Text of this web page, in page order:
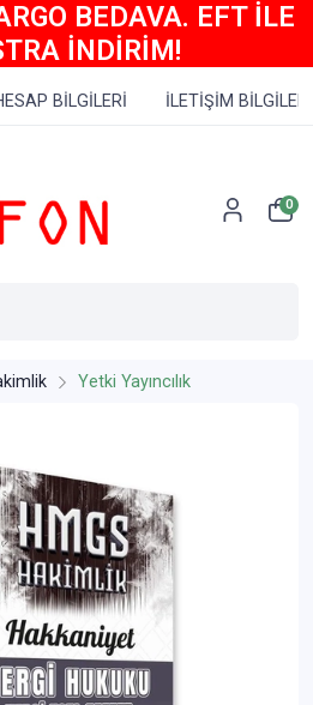
BEDAVA. EFT İLE
İNDİRİM!
BİLGİLERİ İLETİŞİM BİLGİLERİ
0
Yetki Yayıncılık